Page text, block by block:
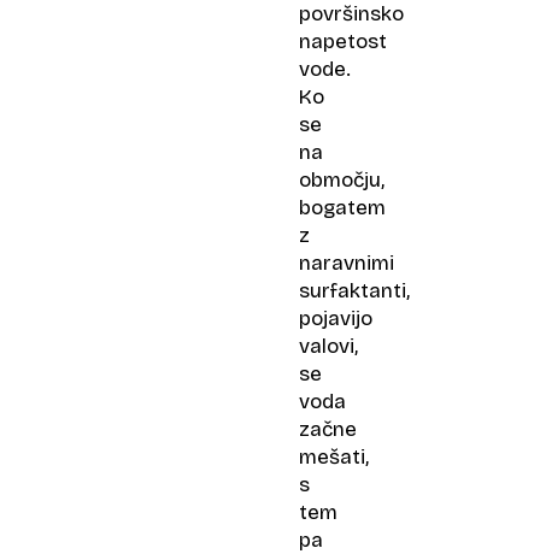
površinsko
napetost
vode.
Ko
se
na
območju,
bogatem
z
naravnimi
surfaktanti,
pojavijo
valovi,
se
voda
začne
mešati,
s
tem
pa